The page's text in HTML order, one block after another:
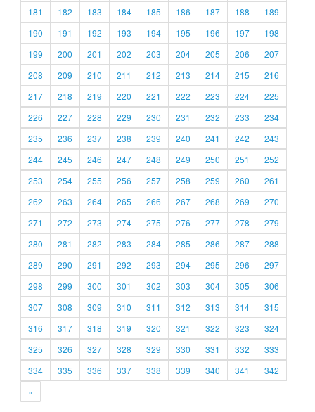
181
182 183 184 185 186 187 188
189
190
191 192 193 194 195 196 197
198
199
200 201 202 203 204 205 206
207
208
209 210 211 212 213 214 215
216
217
218 219 220 221 222 223 224
225
226
227 228 229 230 231 232 233
234
235
236 237 238 239 240 241 242
243
244
245 246 247 248 249 250 251
252
253
254 255 256 257 258 259 260
261
262
263 264 265 266 267 268 269
270
271
272 273 274 275 276 277 278
279
280
281 282 283 284 285 286 287
288
289
290 291 292 293 294 295 296
297
298
299 300 301 302 303 304 305
306
307
308 309 310 311 312 313 314
315
316
317 318 319 320 321 322 323
324
325
326 327 328 329 330 331 332
333
334
335 336 337 338 339 340 341
342
»